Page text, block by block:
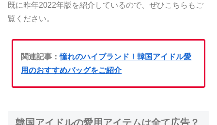
既に昨年2022年版を紹介しているので、ぜひこちらもご
覧ください。
関連記事：憧れのハイブランド！韓国アイドル愛
用のおすすめバッグをご紹介
韓国アイドルの愛用アイテムは全て広告？